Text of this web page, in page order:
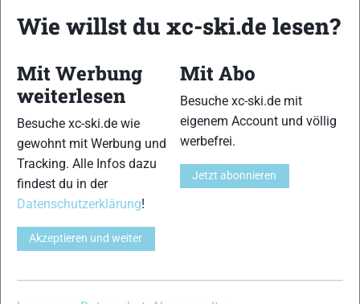
xc-ski.de
Stammtisch (Folge
1) mit DSV
Sportdirektor Peter
Schlickenrieder
Katharina Hennig
Dotzler im
Interview: „Das ist
spezielles Gefühl“
Gimmler / Rydzek:
Das sagten unsere
Gewinnerinnen im
Langlauf zu ihrem
Erfolg
Wie willst du xc-ski.de lesen?
Mit Werbung
weiterlesen
Besuche xc-ski.de wie
gewohnt mit Werbung und
Tracking. Alle Infos dazu
findest du in der
Datenschutzerklärung!
Akzeptieren und weiter
Mit Abo
Besuche xc-ski.de mit
eigenem Account und völlig
werbefrei.
Jetzt abonnieren